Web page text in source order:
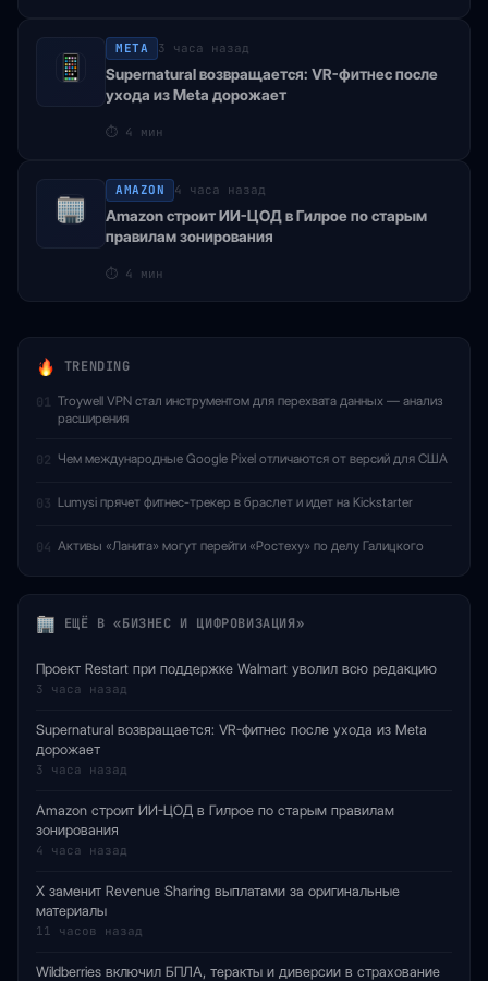
META 3 часа назад
Supernatural возвращается: VR-фитнес после
ухода из Meta дорожает
⏱ 4 мин
AMAZON 4 часа назад
Amazon строит ИИ-ЦОД в Гилрое по старым
правилам зонирования
⏱ 4 мин
TRENDING
01 Troywell VPN стал инструментом для перехвата данных — анализ
расширения
02 Чем международные Google Pixel отличаются от версий для США
03 Lumysi прячет фитнес-трекер в браслет и идет на Kickstarter
04 Активы «Ланита» могут перейти «Ростеху» по делу Галицкого
ЕЩЁ В «БИЗНЕС И ЦИФРОВИЗАЦИЯ»
Проект Restart при поддержке Walmart уволил всю редакцию
3 часа назад
Supernatural возвращается: VR-фитнес после ухода из Meta
дорожает
3 часа назад
Amazon строит ИИ-ЦОД в Гилрое по старым правилам
зонирования
4 часа назад
X заменит Revenue Sharing выплатами за оригинальные
материалы
11 часов назад
Wildberries включил БПЛА, теракты и диверсии в страхование